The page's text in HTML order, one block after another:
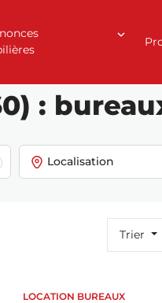
:
Localisation
Trier
LOCATION BUREAUX